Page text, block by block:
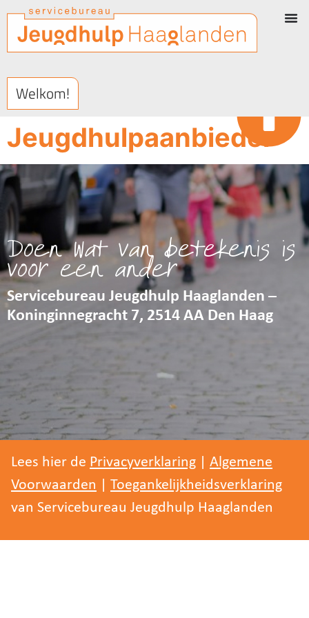
Welkom!
Jeugdhulpaanbieder
Doen wat van betekenis is
voor een ander
Servicebureau Jeugdhulp Haaglanden –
Koninginnegracht 7, 2514 AA Den Haag
Lees hier de Privacyverklaring
Algemene
Voorwaarden
Toegankelijkheidsverklaring
van Servicebureau Jeugdhulp Haaglanden